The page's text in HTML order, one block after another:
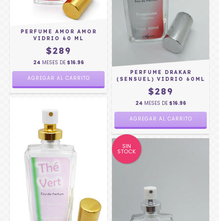
PERFUME AMOR AMOR
VIDRIO 60 ML
$289
24 MESES DE $16.96
PERFUME DRAKAR
(SENSUEL) VIDRIO 60ML
$289
24 MESES DE $16.96
SIN
STOCK